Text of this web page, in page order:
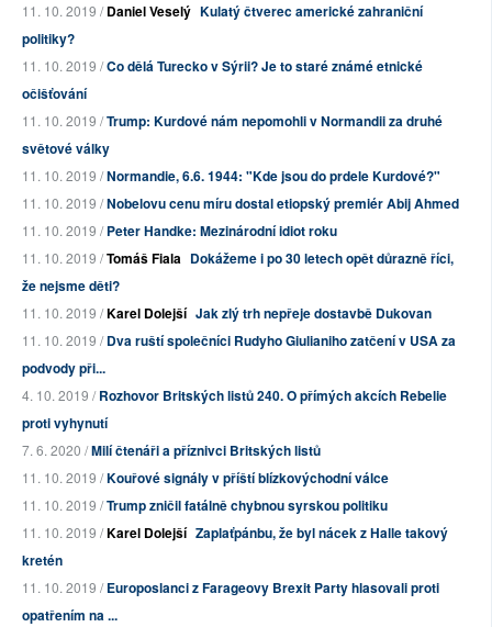
11. 10. 2019 /Daniel Veselý Kulatý čtverec americké zahraniční
politiky?
11. 10. 2019 /Co dělá Turecko v Sýrii? Je to staré známé etnické
očišťování
11. 10. 2019 /Trump: Kurdové nám nepomohli v Normandii za druhé
světové války
11. 10. 2019 /Normandie, 6.6. 1944: "Kde jsou do prdele Kurdové?"
11. 10. 2019 /Nobelovu cenu míru dostal etiopský premiér Abij Ahmed
11. 10. 2019 /Peter Handke: Mezinárodní idiot roku
11. 10. 2019 /Tomáš Fiala Dokážeme i po 30 letech opět důrazně říci,
že nejsme děti?
11. 10. 2019 /Karel Dolejší Jak zlý trh nepřeje dostavbě Dukovan
11. 10. 2019 /Dva ruští společníci Rudyho Giulianiho zatčení v USA za
podvody při...
4. 10. 2019 /Rozhovor Britských listů 240. O přímých akcích Rebelie
proti vyhynutí
7. 6. 2020 /Milí čtenáři a příznivci Britských listů
11. 10. 2019 /Kouřové signály v příští blízkovýchodní válce
11. 10. 2019 /Trump zničil fatálně chybnou syrskou politiku
11. 10. 2019 /Karel Dolejší Zaplaťpánbu, že byl nácek z Halle takový
kretén
11. 10. 2019 /Europoslanci z Farageovy Brexit Party hlasovali proti
opatřením na ...